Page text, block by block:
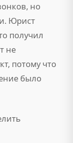
но
Юрист
получил
не
потому что
было